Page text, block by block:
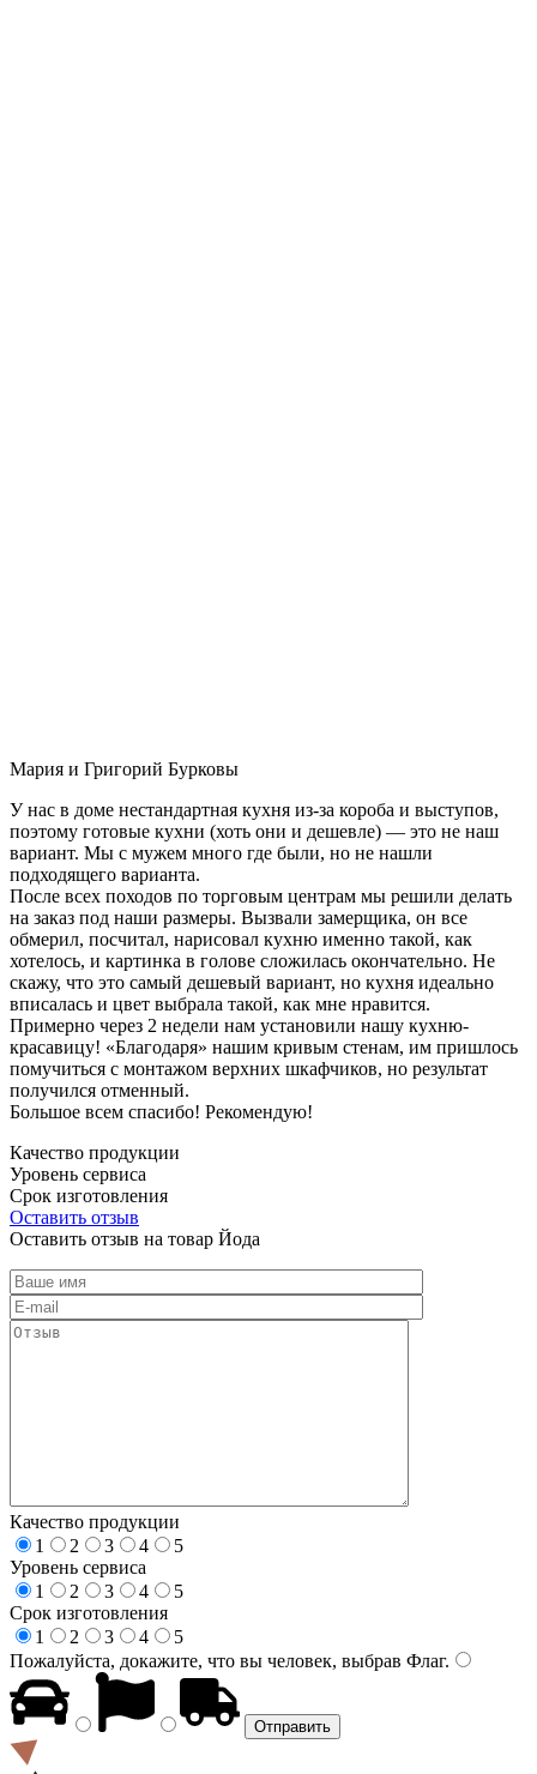
Мария и Григорий Бурковы
У нас в доме нестандартная кухня из-за короба и выступов,
поэтому готовые кухни (хоть они и дешевле) — это не наш
вариант. Мы с мужем много где были, но не нашли
подходящего варианта.
После всех походов по торговым центрам мы решили делать
на заказ под наши размеры. Вызвали замерщика, он все
обмерил, посчитал, нарисовал кухню именно такой, как
хотелось, и картинка в голове сложилась окончательно. Не
скажу, что это самый дешевый вариант, но кухня идеально
вписалась и цвет выбрала такой, как мне нравится.
Примерно через 2 недели нам установили нашу кухню-
красавицу! «Благодаря» нашим кривым стенам, им пришлось
помучиться с монтажом верхних шкафчиков, но результат
получился отменный.
Большое всем спасибо! Рекомендую!
Качество продукции
Уровень сервиса
Срок изготовления
Оставить отзыв
Оставить отзыв на товар Йода
Качество продукции
1
2 3 4
5
Уровень сервиса
1
2 3 4
5
Срок изготовления
1
2 3 4
5
Пожалуйста, докажите, что вы человек, выбрав Флаг.